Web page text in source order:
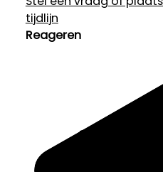
tijdlijn
Reageren